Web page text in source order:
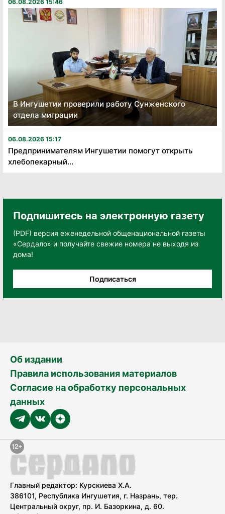
06.08.2026 15:46
В Ингушетии проверили работу Сунженского
отдела миграции
06.08.2026 15:17
Предпринимателям Ингушетии помогут открыть
хлебопекарный...
Подпишитесь на электронную газету
(PDF) версия еженедельной общенациональной газеты
«Сердало» и получайте свежие номера не выходя из
дома!
Подписаться
Об издании
Правила использования материалов
Согласие на обработку персональных
данных
Главный редактор: Курскиева Х.А.
386101, Республика Ингушетия, г. Назрань, тер.
Центральный округ, пр. И. Базоркина, д. 60.